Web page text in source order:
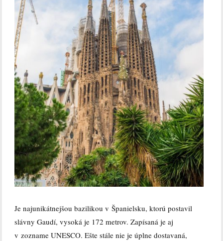
Je najunikátnejšou bazilikou v Španielsku, ktorú postavil
slávny Gaudí, vysoká je 172 metrov. Zapísaná je aj
v zozname UNESCO. Ešte stále nie je úplne dostavaná,